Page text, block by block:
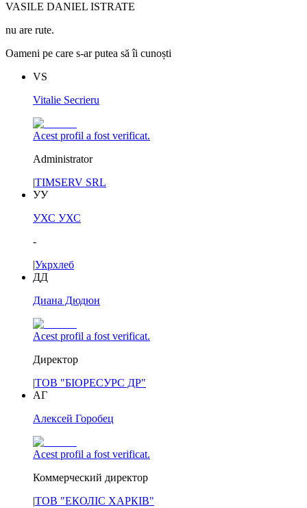
VASILE DANIEL ISTRATE
nu are rute.
Oameni pe care s-ar putea să îi cunoști
VS
Vitalie Secrieru
Acest profil a fost verificat.
Administrator
|TIMSERV SRL
УУ
УХС УХС
-
|Укрхлеб
ДД
Диана Дюдюн
Acest profil a fost verificat.
Директор
|ТОВ "БІОРЕСУРС ДР"
АГ
Алексей Горобец
Acest profil a fost verificat.
Коммерческий директор
|ТОВ "ЕКОЛІС ХАРКІВ"